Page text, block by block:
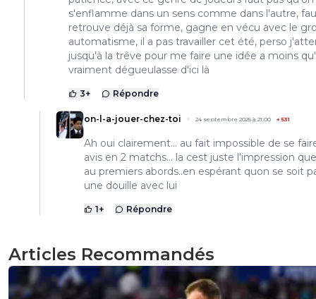
s'enflamme dans un sens comme dans l'autre,
retrouve déjà sa forme, gagne en vécu avec le
automatisme, il a pas travailler cet été, perso
jusqu'à la trêve pour me faire une idée a moins
vraiment dégueulasse d'ici là
3+ Répondre
on-l-a-jouer-chez-toi 24 septembre 2025 à 21:00 + 531
Ah oui clairement... au fait impossible de se
avis en 2 matchs... la cest juste l'impression
au premiers abords..en espérant quon se soit
une douille avec lui
1+ Répondre
Articles Recommandés